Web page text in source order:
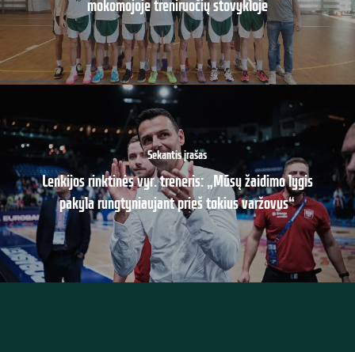
mokomojoje treniruočių stovykloje
Sekantis įrašas
Lenkijos rinktinės vyr. treneris: „Mūsų žaidimo lygis
pakyla rungtyniaujant prieš tokius varžovus“